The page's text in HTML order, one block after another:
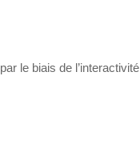
le biais de